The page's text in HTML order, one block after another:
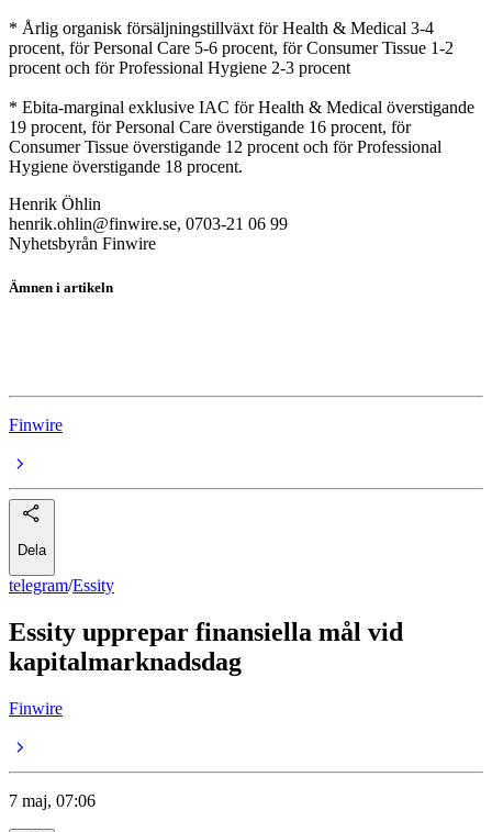
* Årlig organisk försäljningstillväxt för Health & Medical 3-4
procent, för Personal Care 5-6 procent, för Consumer Tissue 1-2
procent och för Professional Hygiene 2-3 procent
* Ebita-marginal exklusive IAC för Health & Medical överstigande
19 procent, för Personal Care överstigande 16 procent, för
Consumer Tissue överstigande 12 procent och för Professional
Hygiene överstigande 18 procent.
Henrik Öhlin
henrik.ohlin@finwire.se, 0703-21 06 99
Nyhetsbyrån Finwire
Ämnen i artikeln
Finwire
Dela
telegram/Essity
Essity upprepar finansiella mål vid
kapitalmarknadsdag
Finwire
7 maj, 07:06